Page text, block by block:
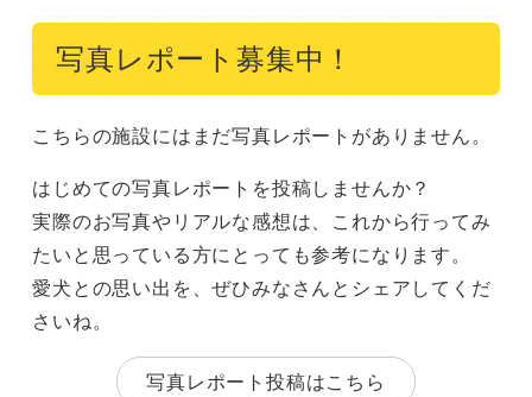
写真レポート募集中！
こちらの施設にはまだ写真レポートがありません。
はじめての写真レポートを投稿しませんか？
実際のお写真やリアルな感想は、これから行ってみ
たいと思っている方にとっても参考になります。
愛犬との思い出を、ぜひみなさんとシェアしてくだ
さいね。
写真レポート投稿はこちら